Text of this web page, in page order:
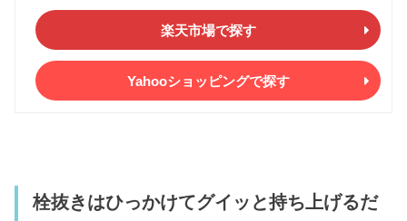
楽天市場で探す
Yahooショッピングで探す
栓抜きはひっかけてグイッと持ち上げるだ